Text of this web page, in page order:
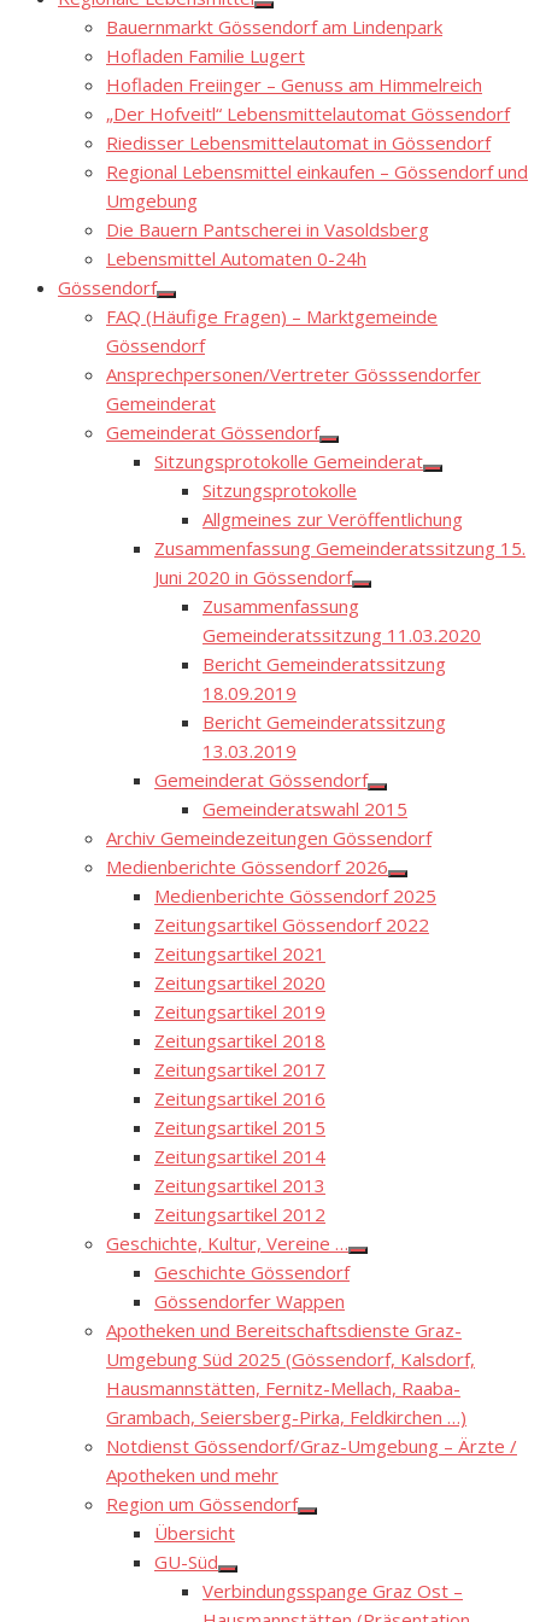
Show
sub
menu
Bauernmarkt Gössendorf am Lindenpark
Hofladen Familie Lugert
Hofladen Freiinger – Genuss am Himmelreich
„Der Hofveitl“ Lebensmittelautomat Gössendorf
Riedisser Lebensmittelautomat in Gössendorf
Regional Lebensmittel einkaufen – Gössendorf und
Umgebung
Die Bauern Pantscherei in Vasoldsberg
Lebensmittel Automaten 0-24h
Gössendorf
Show
sub
menu
FAQ (Häufige Fragen) – Marktgemeinde
Gössendorf
Ansprechpersonen/Vertreter Gösssendorfer
Gemeinderat
Gemeinderat Gössendorf
Show
sub
menu
Sitzungsprotokolle Gemeinderat
Show
menu
Sitzungsprotokolle
Allgmeines zur Veröffentlichung
Zusammenfassung Gemeinderatssitzung 15.
Juni 2020 in Gössendorf
Show
menu
Zusammenfassung
Gemeinderatssitzung 11.03.2020
Bericht Gemeinderatssitzung
18.09.2019
Bericht Gemeinderatssitzung
13.03.2019
Gemeinderat Gössendorf
Show
sub
menu
Gemeinderatswahl 2015
Archiv Gemeindezeitungen Gössendorf
Medienberichte Gössendorf 2026
Show
sub
menu
Medienberichte Gössendorf 2025
Zeitungsartikel Gössendorf 2022
Zeitungsartikel 2021
Zeitungsartikel 2020
Zeitungsartikel 2019
Zeitungsartikel 2018
Zeitungsartikel 2017
Zeitungsartikel 2016
Zeitungsartikel 2015
Zeitungsartikel 2014
Zeitungsartikel 2013
Zeitungsartikel 2012
Geschichte, Kultur, Vereine …
Show
Geschichte Gössendorf
Gössendorfer Wappen
Apotheken und Bereitschaftsdienste Graz-
Umgebung Süd 2025 (Gössendorf, Kalsdorf,
Hausmannstätten, Fernitz-Mellach, Raaba-
Grambach, Seiersberg-Pirka, Feldkirchen …)
Notdienst Gössendorf/Graz-Umgebung – Ärzte /
Apotheken und mehr
Region um Gössendorf
Show
Übersicht
GU-Süd
Show
sub
menu
Verbindungsspange Graz Ost –